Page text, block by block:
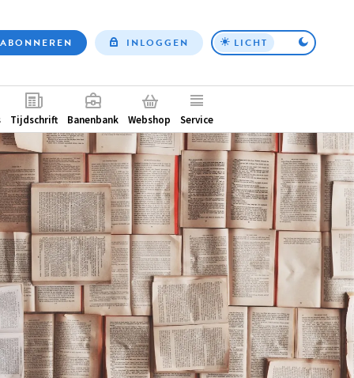
Top
ABONNEREN INLOGGEN LICHT
Tijdschrift Banenbank Webshop Service